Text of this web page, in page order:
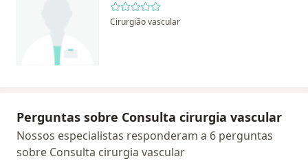
Cirurgião vascular
Perguntas sobre Consulta cirurgia vascular
Nossos especialistas responderam a 6 perguntas
sobre Consulta cirurgia vascular